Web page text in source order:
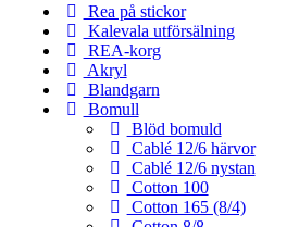
Rea på stickor
Kalevala utförsälning
REA-korg
Akryl
Blandgarn
Bomull
Blöd bomuld
Cablé 12/6 härvor
Cablé 12/6 nystan
Cotton 100
Cotton 165 (8/4)